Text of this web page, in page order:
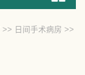
>> 日间手术病房 >>